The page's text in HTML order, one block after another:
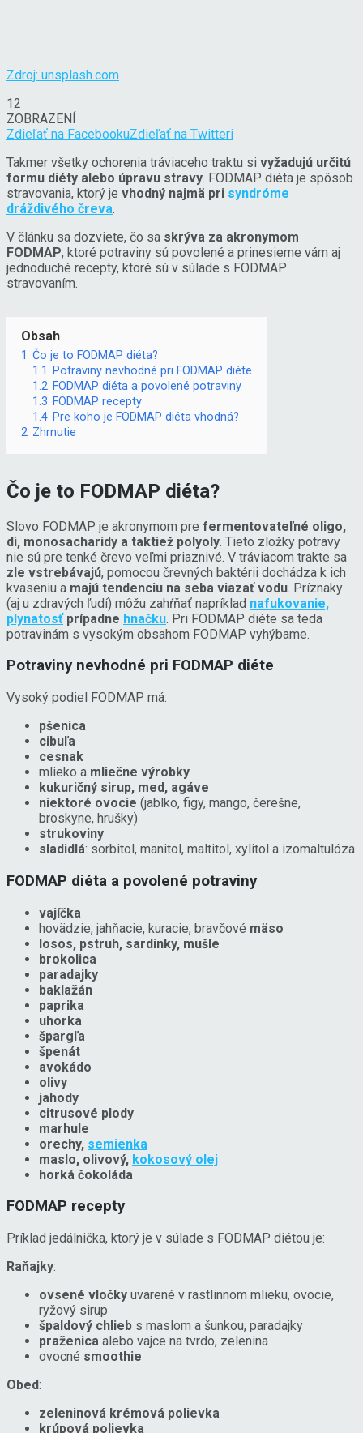
Zdroj: unsplash.com
12
ZOBRAZENÍ
Zdieľať na FacebookuZdieľať na Twitteri
Takmer všetky ochorenia tráviaceho traktu si vyžadujú určitú
formu diéty alebo úpravu stravy . FODMAP diéta je spôsob
stravovania, ktorý je vhodný najmä pri syndróme
dráždivého čreva
V článku sa dozviete, čo sa skrýva za akronymom
FODMAP, ktoré potraviny sú povolené a prinesieme vám aj
jednoduché recepty, ktoré sú v súlade s FODMAP
stravovaním.
Obsah
1 Čo je to FODMAP diéta?
1.1
Potraviny nevhodné pri FODMAP diéte
1.2 FODMAP diéta a povolené potraviny
1.3 FODMAP recepty
1.4 Pre koho je FODMAP diéta vhodná?
2 Zhrnutie
Čo je to FODMAP diéta?
Slovo FODMAP je akronymom pre fermentovateľné oligo,
di, monosacharidy a taktiež polyoly . Tieto zložky potravy
nie sú pre tenké črevo veľmi priaznivé. V tráviacom trakte sa
zle vstrebávajú, pomocou črevných baktérii dochádza k ich
kvaseniu a majú tendenciu na seba viazať vodu . Príznaky
(aj u zdravých ľudí) môžu zahŕňať napríklad nafukovanie,
plynatosťprípadne hnačku Pri FODMAP diéte sa teda
potravinám s vysokým obsahom FODMAP vyhýbame.
Potraviny nevhodné pri FODMAP diéte
Vysoký podiel FODMAP má:
pšenica
cibuľa
cesnak
mlieko a mliečne výrobky
kukuričný sirup, med, agáve
niektoré ovocie (jablko, figy, mango, čerešne,
broskyne, hrušky)
strukoviny
sladidlá: sorbitol, manitol, maltitol, xylitol a izomaltulóza
FODMAP diéta a povolené potraviny
vajíčka
hovädzie, jahňacie, kuracie, bravčové mäso
losos, pstruh, sardinky, mušle
brokolica
paradajky
baklažán
paprika
uhorka
špargľa
špenát
avokádo
olivy
jahody
citrusové plody
marhule
orechy, semienka
maslo, olivový, kokosový olej
horká čokoláda
FODMAP recepty
Príklad jedálnička, ktorý je v súlade s FODMAP diétou je:
Raňajky:
ovsené vločky uvarené v rastlinnom mlieku, ovocie,
ryžový sirup
špaldový chlieb s maslom a šunkou, paradajky
praženica alebo vajce na tvrdo, zelenina
ovocné smoothie
Obed:
zeleninová krémová polievka
krúpová polievka